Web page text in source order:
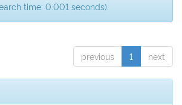
time: 0.001 seconds).
previous 1 next